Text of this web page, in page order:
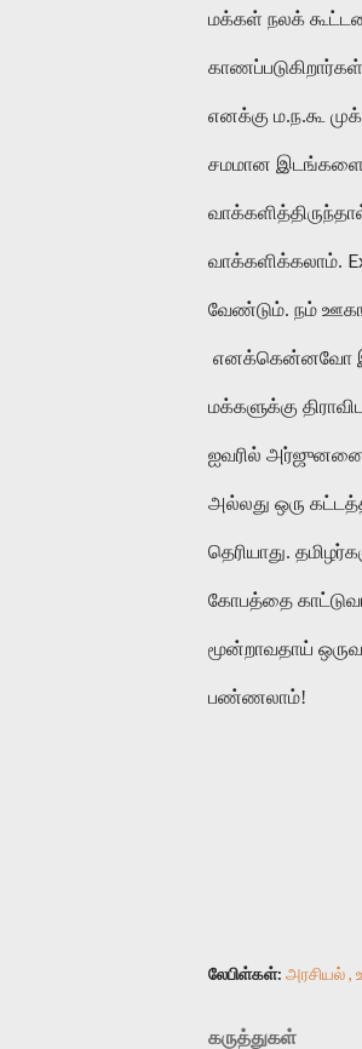
மக்கள் நலக்
எனக்கு ம.ந.கூ
சமமான
வாக்களிக்கலாம்.
வேண்டும். நம்
எனக்கென்னவோ இரு
மக்களுக்கு
ஐவரில்
அல்லது ஒரு
தெரியாது.
கோபத்தை
மூன்றாவதாய்
பண்ணலாம்!
லேபிள்கள்: அரசியல்
கருத்துகள்